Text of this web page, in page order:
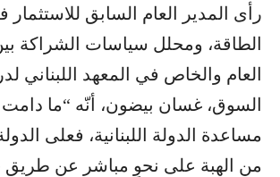
رأى المدير العام السابق للاستثمار
الطاقة، ومحلل سياسات الشراكة
العام والخاص في المعهد اللبناني
السوق، غسان بيضون، أنّه “ما دامت
مساعدة الدولة اللبنانية، فعلى
من الهبة على نحوٍ مباشر عن